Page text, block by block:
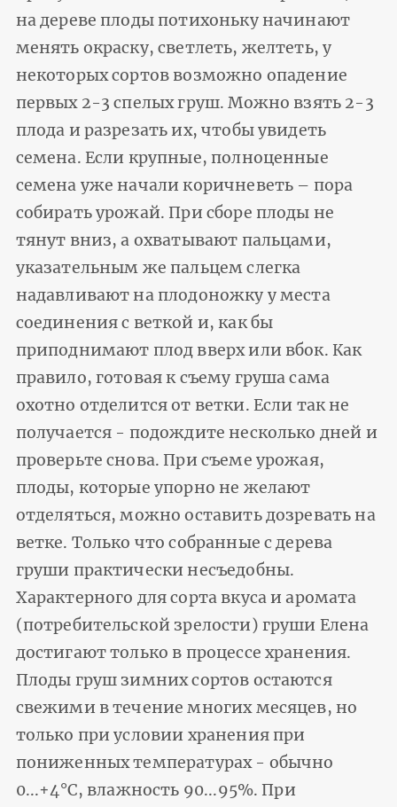
на дереве плоды потихоньку начинают
менять окраску, светлеть, желтеть, у
некоторых сортов возможно опадение
первых 2-3 спелых груш. Можно взять 2-3
плода и разрезать их, чтобы увидеть
семена. Если крупные, полноценные
семена уже начали коричневеть – пора
собирать урожай. При сборе плоды не
тянут вниз, а охватывают пальцами,
указательным же пальцем слегка
надавливают на плодоножку у места
соединения с веткой и, как бы
приподнимают плод вверх или вбок. Как
правило, готовая к съему груша сама
охотно отделится от ветки. Если так не
получается - подождите несколько дней и
проверьте снова. При съеме урожая,
плоды, которые упорно не желают
отделяться, можно оставить дозревать на
ветке. Только что собранные с дерева
груши практически несъедобны.
Характерного для сорта вкуса и аромата
(потребительской зрелости) груши Елена
достигают только в процессе хранения.
Плоды груш зимних сортов остаются
свежими в течение многих месяцев, но
только при условии хранения при
пониженных температурах - обычно
0...+4°С, влажность 90...95%. При